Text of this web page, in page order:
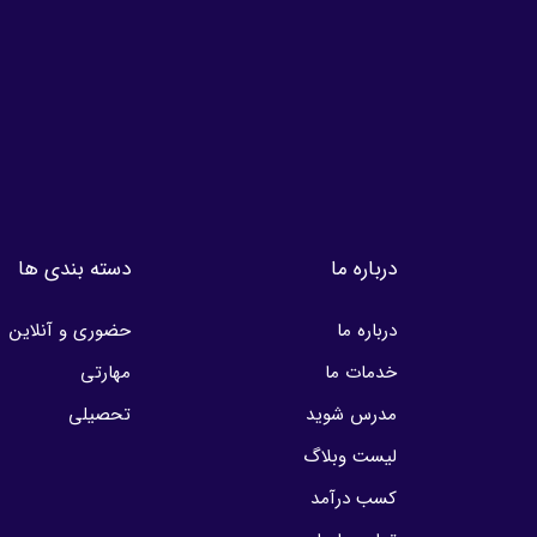
درباره ما
درباره ما
خدمات ما
مدرس شوید
لیست وبلاگ
کسب درآمد
دسته بندی ها
حضوری و آنلاین
مهارتی
تحصیلی